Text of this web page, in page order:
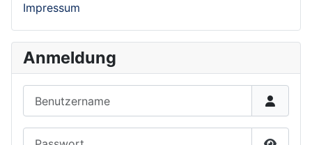
Impressum
Anmeldung